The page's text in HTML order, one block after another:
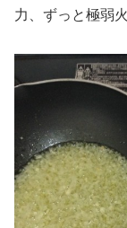
力、ずっと極弱